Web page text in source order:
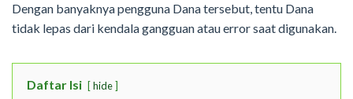
Dengan banyaknya pengguna Dana tersebut, tentu Dana
tidak lepas dari kendala gangguan atau error saat digunakan.
Daftar Isi hide